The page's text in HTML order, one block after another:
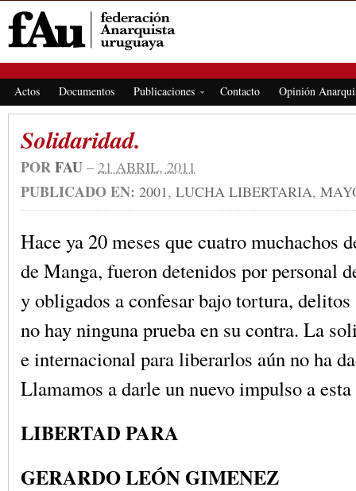
Actos Documentos Publicaciones Contacto Opinión
Solidaridad.
PORFAU – 21 ABRIL, 2011
PUBLICADO EN: 2001, LUCHA LIBERTARIA,
Hace ya 20 meses que cuatro muchachos
de Manga, fueron detenidos por personal
y obligados a confesar bajo tortura,
no hay ninguna prueba en su contra. La
e internacional para liberarlos aún no ha
Llamamos a darle un nuevo impulso a
LIBERTAD PARA
GERARDO LEÓN GIMENEZ